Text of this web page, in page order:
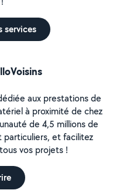
services
aux prestations de
à proximité de chez
de 4,5 millions de
particuliers, et facilitez
vos projets !